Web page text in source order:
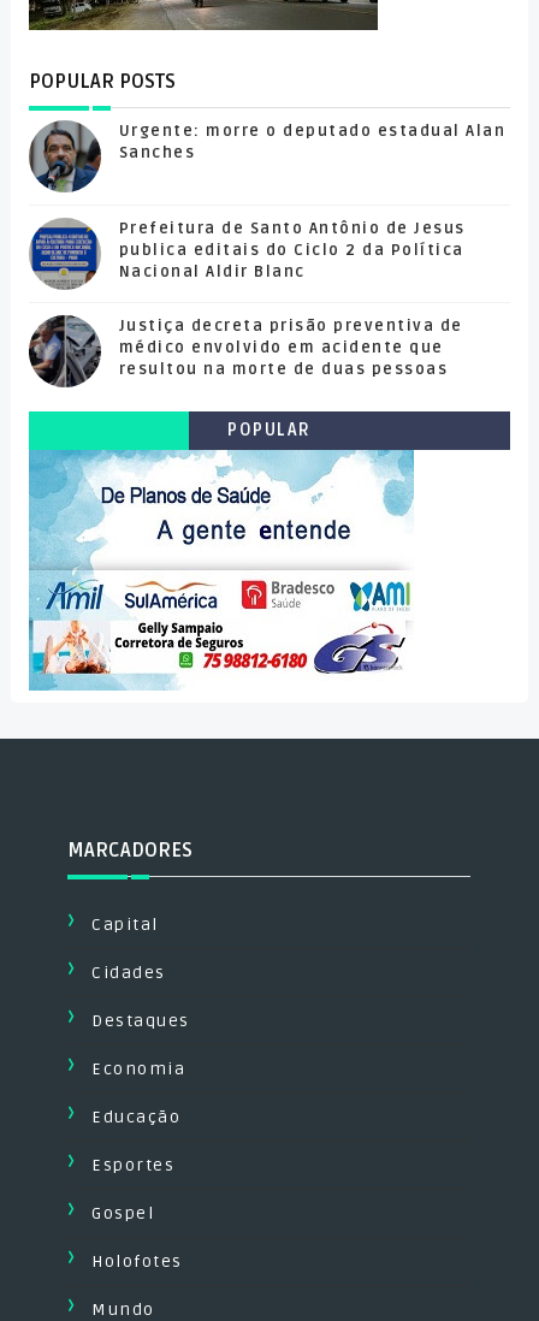
POPULAR POSTS
Urgente: morre o deputado estadual Alan
Sanches
Prefeitura de Santo Antônio de Jesus
publica editais do Ciclo 2 da Política
Nacional Aldir Blanc
Justiça decreta prisão preventiva de
médico envolvido em acidente que
resultou na morte de duas pessoas
POPULAR
MARCADORES
Capital
Cidades
Destaques
Economia
Educação
Esportes
Gospel
Holofotes
Mundo